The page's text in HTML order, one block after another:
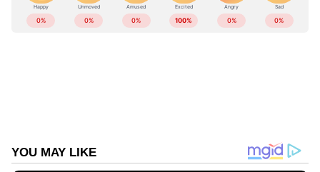
ഗോപാലും ഇന്ന് ചെന്നിത്തലയുമായി
കൂടിക്കാഴ്ച നടത്തിയിരുന്നു. രമേശ്
വെച്ചിരിക്കുന്നത്.